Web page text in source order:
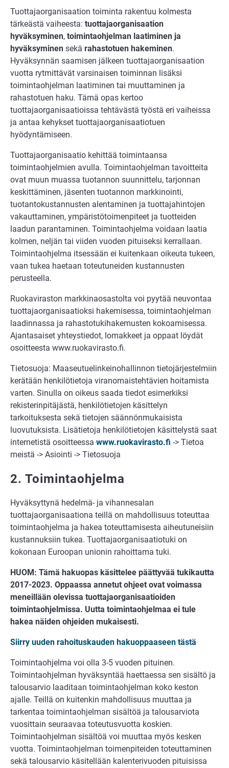
Tuottajaorganisaation toiminta rakentuu kolmesta
tärkeästä vaiheesta: tuottajaorganisaation
hyväksyminen, toimintaohjelman laatiminen ja
hyväksyminen sekä rahastotuen hakeminen.
Hyväksynnän saamisen jälkeen tuottajaorganisaation
vuotta rytmittävät varsinaisen toiminnan lisäksi
toimintaohjelman laatiminen tai muuttaminen ja
rahastotuen haku. Tämä opas kertoo
tuottajaorganisaatioissa tehtävästä työstä eri vaiheissa
ja antaa kehykset tuottajaorganisaatiotuen
hyödyntämiseen.
Tuottajaorganisaatio kehittää toimintaansa
toimintaohjelmien avulla. Toimintaohjelman tavoitteita
ovat muun muassa tuotannon suunnittelu, tarjonnan
keskittäminen, jäsenten tuotannon markkinointi,
tuotantokustannusten alentaminen ja tuottajahintojen
vakauttaminen, ympäristötoimenpiteet ja tuotteiden
laadun parantaminen. Toimintaohjelma voidaan laatia
kolmen, neljän tai viiden vuoden pituiseksi kerrallaan.
Toimintaohjelma itsessään ei kuitenkaan oikeuta tukeen,
vaan tukea haetaan toteutuneiden kustannusten
perusteella.
Ruokaviraston markkinaosastolta voi pyytää neuvontaa
tuottajaorganisaatioksi hakemisessa, toimintaohjelman
laadinnassa ja rahastotukihakemusten kokoamisessa.
Ajantasaiset yhteystiedot, lomakkeet ja oppaat löydät
osoitteesta www.ruokavirasto.fi.
Tietosuoja: Maaseutuelinkeinohallinnon tietojärjestelmiin
kerätään henkilötietoja viranomaistehtävien hoitamista
varten. Sinulla on oikeus saada tiedot esimerkiksi
rekisterinpitäjästä, henkilötietojen käsittelyn
tarkoituksesta sekä tietojen säännönmukaisista
luovutuksista. Lisätietoja henkilötietojen käsittelystä saat
internetistä osoitteessa www.ruokavirasto.fi -> Tietoa
meistä -> Asiointi -> Tietosuoja
2. Toimintaohjelma
Hyväksyttynä hedelmä- ja vihannesalan
tuottajaorganisaationa teillä on mahdollisuus toteuttaa
toimintaohjelma ja hakea toteuttamisesta aiheutuneisiin
kustannuksiin tukea. Tuottajaorganisaatiotuki on
kokonaan Euroopan unionin rahoittama tuki.
HUOM: Tämä hakuopas käsittelee päättyvää tukikautta
2017-2023. Oppaassa annetut ohjeet ovat voimassa
meneillään olevissa tuottajaorganisaatioiden
toimintaohjelmissa. Uutta toimintaohjelmaa ei tule
hakea näiden ohjeiden mukaisesti.
Siirry uuden rahoituskauden hakuoppaaseen tästä
Toimintaohjelma voi olla 3-5 vuoden pituinen.
Toimintaohjelman hyväksyntää haettaessa sen sisältö ja
talousarvio laaditaan toimintaohjelman koko keston
ajalle. Teillä on kuitenkin mahdollisuus muuttaa ja
tarkentaa toimintaohjelman sisältöä ja talousarviota
vuosittain seuraavaa toteutusvuotta koskien.
Toimintaohjelman sisältöä voi muuttaa myös kesken
vuotta. Toimintaohjelman toimenpiteiden toteuttaminen
sekä talousarvio käsitellään kalenterivuoden pituisissa